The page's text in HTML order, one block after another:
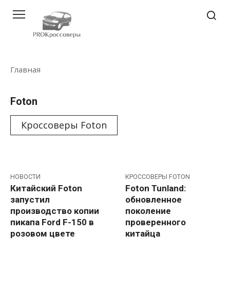
контенту
Главная
Foton
Кроссоверы Foton
НОВОСТИ
Китайский Foton
запустил
производство копии
пикапа Ford F-150 в
розовом цвете
КРОССОВЕРЫ FOTON
Foton Tunland:
обновленное
поколение
проверенного
китайца